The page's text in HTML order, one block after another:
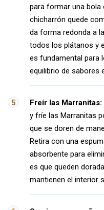
para formar una bola
chicharrón quede
da forma redonda a
todos los plátanos y
es fundamental para
equilibrio de sabores
Freír las Marranitas:
y fríe las Marranitas
que se doren de
Retira con una
absorbente para
es que queden
mantienen el interior